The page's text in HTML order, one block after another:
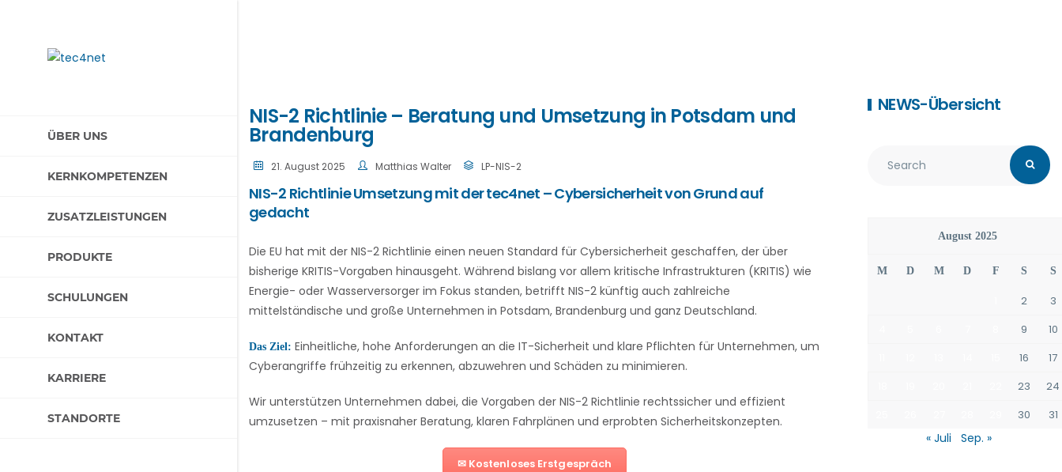
ÜBER UNS
KERNKOMPETENZEN
ZUSATZLEISTUNGEN
PRODUKTE
SCHULUNGEN
KONTAKT
KARRIERE
STANDORTE
NIS-2 Richtlinie – Beratung und Umsetzung in Potsdam und
Brandenburg
21. August 2025 Matthias Walter LP-NIS-2
NIS-2 Richtlinie Umsetzung mit der tec4net – Cybersicherheit von Grund auf
gedacht
Die EU hat mit der NIS-2 Richtlinie einen neuen Standard für Cybersicherheit geschaffen, der über
bisherige KRITIS-Vorgaben hinausgeht. Während bislang vor allem kritische Infrastrukturen (KRITIS) wie
Energie- oder Wasserversorger im Fokus standen, betrifft NIS-2 künftig auch zahlreiche
mittelständische und große Unternehmen in Potsdam, Brandenburg und ganz Deutschland.
Das Ziel: Einheitliche, hohe Anforderungen an die IT-Sicherheit und klare Pflichten für Unternehmen, um
Cyberangriffe frühzeitig zu erkennen, abzuwehren und Schäden zu minimieren.
Wir unterstützen Unternehmen dabei, die Vorgaben der NIS-2 Richtlinie rechtssicher und effizient
umzusetzen – mit praxisnaher Beratung, klaren Fahrplänen und erprobten Sicherheitskonzepten.
✉ Kostenloses Erstgespräch
NEWS-Übersicht
August 2025
M D M D F S S
2
3
9
10
16
17
23
24
30 31
« Juli Sep. »